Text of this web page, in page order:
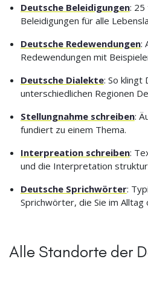
Deutsche Beleidigungen: 25
Beleidigungen für alle
Deutsche Redewendungen:
Redewendungen mit
Deutsche Dialekte: So klingt
unterschiedlichen Regionen
Stellungnahme schreiben:
fundiert zu einem Thema.
Interpreation schreiben:
und die Interpretation
Deutsche Sprichwörter:
Sprichwörter, die Sie im Alltag
Alle Standorte der